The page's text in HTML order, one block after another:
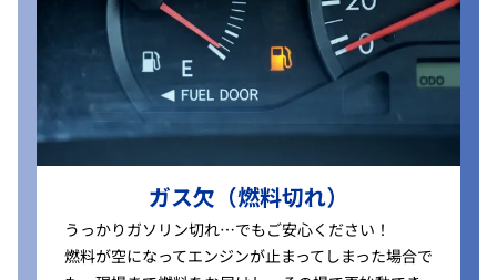
ガス欠（燃料切れ）
うっかりガソリン切れ…でもご安心ください！
燃料が空になってエンジンが止まってしまった場合で